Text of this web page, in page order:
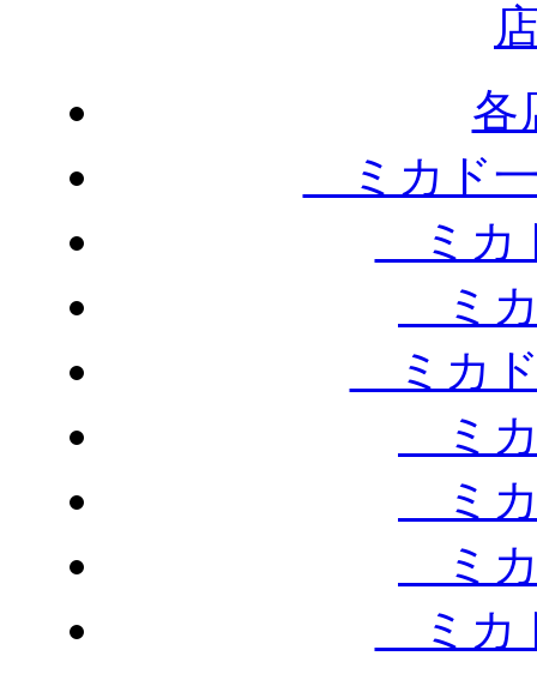
各
ミカド
ミカ
ミカ
ミカド
ミカ
ミカ
ミカ
ミカ